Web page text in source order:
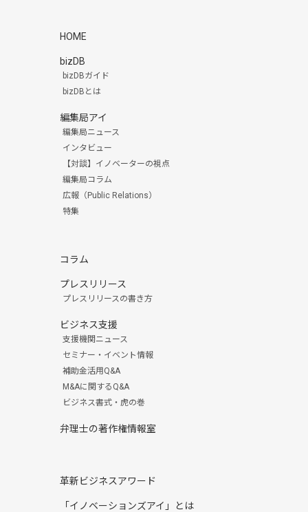
HOME
bizDB
bizDBガイド
bizDBとは
編集局アイ
編集局ニュース
インタビュー
【対談】イノベーターの視点
編集局コラム
広報（Public Relations）
特集
コラム
プレスリリース
プレスリリースの書き方
ビジネス支援
支援機関ニュース
セミナー・イベント情報
補助金活用Q&A
M&Aに関するQ&A
ビジネス書式・虎の巻
弁理士の著作権情報室
革新ビジネスアワード
「イノベーションズアイ」とは